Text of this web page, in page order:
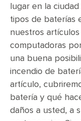
lugar en la
tipos de baterías
nuestros
computadoras
una buena
incendio de
artículo,
batería y qué
daños a usted, a